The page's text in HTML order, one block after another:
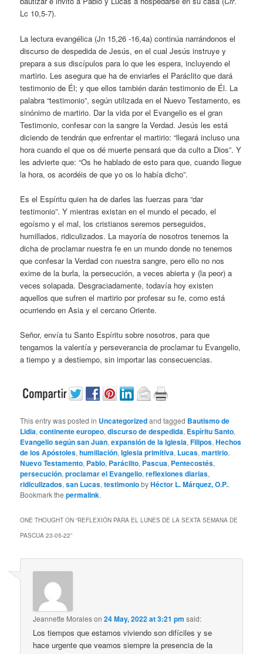
Lc 10,5-7).
La lectura evangélica (Jn 15,26 -16,4a) continúa narrándonos el
discurso de despedida de Jesús, en el cual Jesús instruye y
prepara a sus discípulos para lo que les espera, incluyendo el
martirio. Les asegura que ha de enviarles el Paráclito que dará
testimonio de Él; y que ellos también darán testimonio de Él. La
palabra “testimonio”, según utilizada en el Nuevo Testamento, es
sinónimo de martirio. Dar la vida por el Evangelio es el gran
Testimonio, confesar con la sangre la Verdad. Jesús les está
diciendo de tendrán que enfrentar el martirio: “llegará incluso una
hora cuando el que os dé muerte pensará que da culto a Dios”. Y
les advierte que: “Os he hablado de esto para que, cuando llegue
la hora, os acordéis de que yo os lo había dicho”.
Es el Espíritu quien ha de darles las fuerzas para “dar
testimonio”. Y mientras existan en el mundo el pecado, el
egoísmo y el mal, los cristianos seremos perseguidos,
humillados, ridiculizados. La mayoría de nosotros tenemos la
dicha de proclamar nuestra fe en un mundo donde no tenemos
que confesar la Verdad con nuestra sangre, pero ello no nos
exime de la burla, la persecución, a veces abierta y (la peor) a
veces solapada. Desgraciadamente, todavía hoy existen
aquellos que sufren el martirio por profesar su fe, como está
ocurriendo en Asia y el cercano Oriente.
Señor, envía tu Santo Espíritu sobre nosotros, para que
tengamos la valentía y perseverancia de proclamar tu Evangelio,
a tiempo y a destiempo, sin importar las consecuencias.
This entry was posted in Uncategorizedand tagged Bautismo de
Lidia,continente europeo,discurso de despedida, Espíritu Santo,
Evangelio según san Juan,expansión de la Iglesia,Filipos,Hechos
de los Apóstoles,humillación,Iglesia primitiva, Lucas,martirio,
Nuevo Testamento, Pablo, Paráclito, Pascua, Pentecostés,
persecución,proclamar el Evangelio,reflexiones diarias,
ridiculizados,san Lucas,testimoniobyHéctor L. Márquez, O.P..
Bookmark thepermalink.
ONE THOUGHT ON “REFLEXIÓN PARA EL LUNES DE LA SEXTA SEMANA DE
PASCUA 23-05-22”
Jeannette Moraleson24 May, 2022 at 3:21 pm said:
Los tiempos que estamos viviendo son difíciles y se
hace urgente que veamos siempre la presencia de la